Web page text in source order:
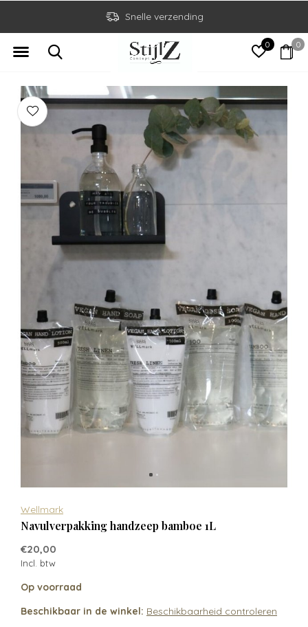
0 0
Snelle verzending
Wellmark
Navulverpakking handzeep bamboe 1L
€20,00
Incl. btw
Op voorraad
Beschikbaar in de winkel: Beschikbaarheid controleren